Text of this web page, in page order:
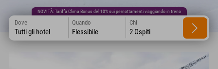
NOVITÀ: Tariffa Clima Bonus del 10% sui pernottamenti viaggiando in treno
Dove
Tutti gli hotel
Quando
Flessibile
Chi
2 Ospiti